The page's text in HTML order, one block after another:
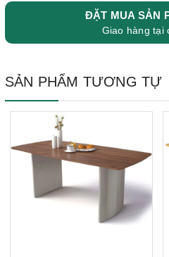
ĐẶT MUA SẢN
Giao hàng tại
SẢN PHẨM TƯƠNG TỰ